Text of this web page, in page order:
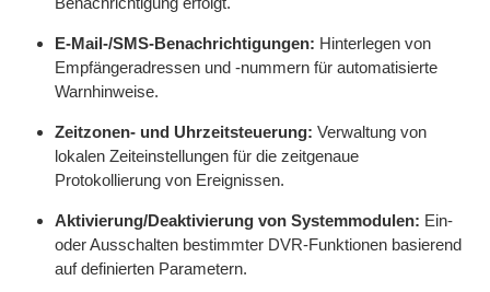
E-Mail-/SMS-Benachrichtigungen: Hinterlegen von
Empfängeradressen und -nummern für automatisierte
Warnhinweise.
Zeitzonen- und Uhrzeitsteuerung: Verwaltung von
lokalen Zeiteinstellungen für die zeitgenaue
Protokollierung von Ereignissen.
Aktivierung/Deaktivierung von Systemmodulen: Ein-
oder Ausschalten bestimmter DVR-Funktionen basierend
auf definierten Parametern.